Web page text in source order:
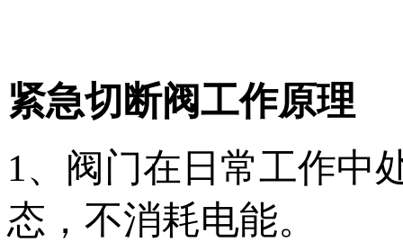
紧急切断阀工作原理
1、阀门在日常工作中
态，不消耗电能。